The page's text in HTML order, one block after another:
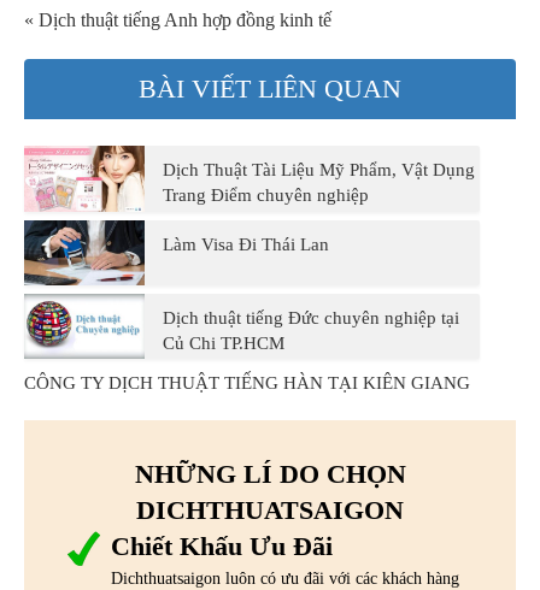
« Dịch thuật tiếng Anh hợp đồng kinh tế
BÀI VIẾT LIÊN QUAN
Dịch Thuật Tài Liệu Mỹ Phẩm, Vật Dụng
Trang Điểm chuyên nghiệp
Làm Visa Đi Thái Lan
Dịch thuật tiếng Đức chuyên nghiệp tại
Củ Chi TP.HCM
CÔNG TY DỊCH THUẬT TIẾNG HÀN TẠI KIÊN GIANG
NHỮNG LÍ DO CHỌN
DICHTHUATSAIGON
Chiết Khấu Ưu Đãi
Dichthuatsaigon luôn có ưu đãi với các khách hàng